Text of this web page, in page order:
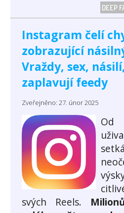
DEEP
Instagram čelí
zobrazující
Vraždy, sex,
zaplavují feedy
Zveřejněno: 27. únor 2025
Od
svých Reels.